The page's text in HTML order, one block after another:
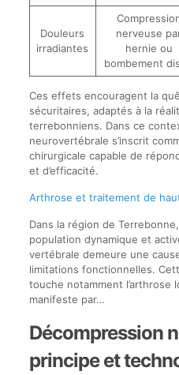
Douleurs
irradiantes
nerveuse
hernie ou
bombement
Ces effets encouragent la
sécuritaires, adaptés à la
terrebonniens. Dans ce
neurovertébrale s’inscrit
chirurgicale capable de
et d’efficacité.
Arthrose et traitement de
Dans la région de
population dynamique et
vertébrale demeure une
limitations fonctionnelles.
touche notamment l’arthrose
manifeste par…
Décompression
principe et